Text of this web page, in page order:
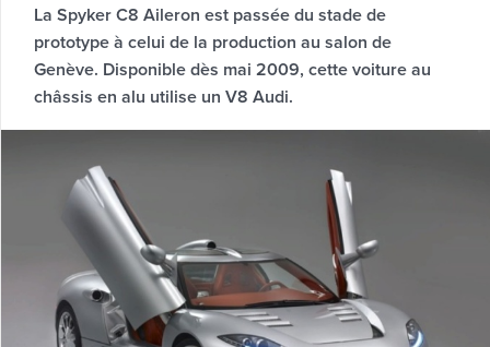
La Spyker C8 Aileron est passée du stade de
prototype à celui de la production au salon de
Genève. Disponible dès mai 2009, cette voiture au
châssis en alu utilise un V8 Audi.